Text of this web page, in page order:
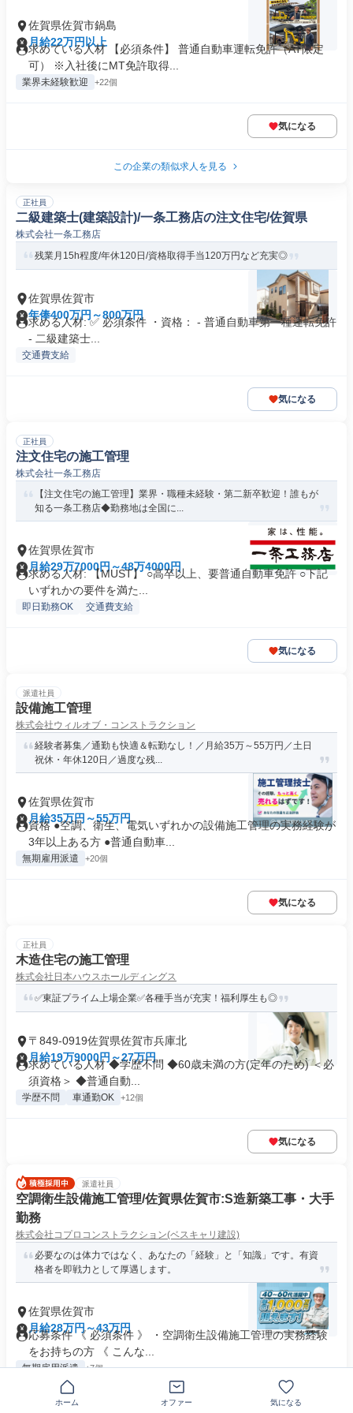
佐賀県佐賀市鍋島
月給22万円以上
求めている人材 【必須条件】 普通自動車運転免許（AT限定
可） ※入社後にMT免許取得...
業界未経験歓迎 +22個
気になる
この企業の類似求人を見る
正社員
二級建築士(建築設計)/一条工務店の注文住宅/佐賀県
株式会社一条工務店
残業月15h程度/年休120日/資格取得手当120万円など充実◎
佐賀県佐賀市
年俸400万円～800万円
求める人材: ✅ 必須条件 ・資格： - 普通自動車第一種運転免許
- 二級建築士...
交通費支給
気になる
正社員
注文住宅の施工管理
株式会社一条工務店
【注文住宅の施工管理】業界・職種未経験・第二新卒歓迎！誰もが
知る一条工務店◆勤務地は全国に...
佐賀県佐賀市
月給29万7000円～48万4000円
求める人材: 【MUST】 ○高卒以上、要普通自動車免許 ○下記
いずれかの要件を満た...
即日勤務OK 交通費支給
気になる
派遣社員
設備施工管理
株式会社ウィルオブ・コンストラクション
経験者募集／通勤も快適＆転勤なし！／月給35万～55万円／土日
祝休・年休120日／過度な残...
佐賀県佐賀市
月給35万円～55万円
資格 ●空調、衛生、電気いずれかの設備施工管理の実務経験が
3年以上ある方 ●普通自動車...
無期雇用派遣 +20個
気になる
正社員
木造住宅の施工管理
株式会社日本ハウスホールディングス
✅東証プライム上場企業✅各種手当が充実！福利厚生も◎
〒849-0919佐賀県佐賀市兵庫北
月給19万9000円～27万円
求めている人材 ◆学歴不問 ◆60歳未満の方(定年のため) ＜必
須資格＞ ◆普通自動...
学歴不問 車通勤OK +12個
気になる
派遣社員
空調衛生設備施工管理/佐賀県佐賀市:S造新築工事・大手
勤務
株式会社コプロコンストラクション(ベスキャリ建設)
必要なのは体力ではなく、あなたの「経験」と「知識」です。有資
格者を即戦力として厚遇します。
佐賀県佐賀市
月給28万円～43万円
応募条件 《 必須条件 》 ・空調衛生設備施工管理の実務経験
をお持ちの方 《 こんな...
無期雇用派遣 +7個
ホーム オファー 気になる